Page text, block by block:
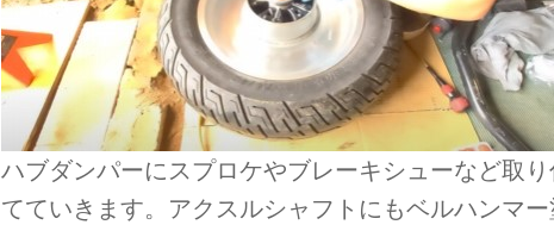
ハブダンパーにスプロケやブレーキシューなど取
てていきます。アクスルシャフトにもベルハンマ